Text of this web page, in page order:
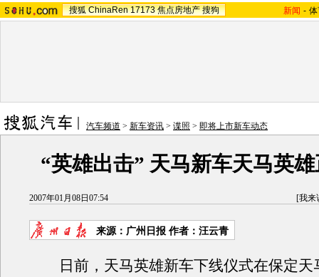
搜狐 ChinaRen 17173 焦点房地产 搜狗 新闻 -
汽车频道 > 新车资讯 > 谍照 > 即将上市新车动态
“英雄出击” 天马新车天马英
2007年01月08日07:54 [我来
来源：广州日报 作者：汪云青
日前，天马英雄新车下线仪式在保定天